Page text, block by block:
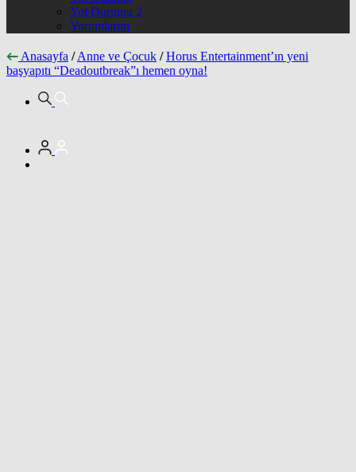
Yol Durumu 2
Yorumlarım
Anasayfa /Anne ve Çocuk / Horus Entertainment’ın yeni
başyapıtı “Deadoutbreak”ı hemen oyna!